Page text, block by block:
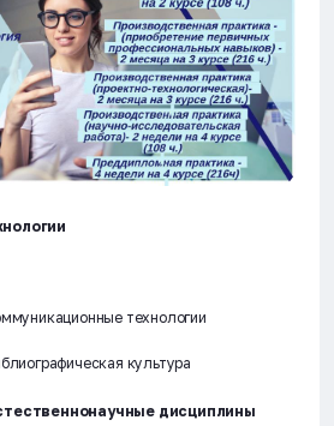
технологии
культура
дисциплины